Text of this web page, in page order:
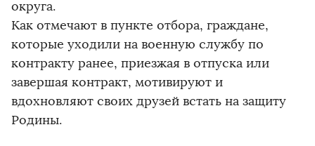
округа.
Как отмечают в пункте отбора, граждане,
которые уходили на военную службу по
контракту ранее, приезжая в отпуска или
завершая контракт, мотивируют и
вдохновляют своих друзей встать на защиту
Родины.